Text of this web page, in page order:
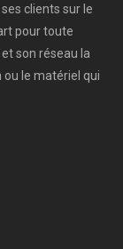
clients sur le
pour toute
son réseau la
le matériel qui